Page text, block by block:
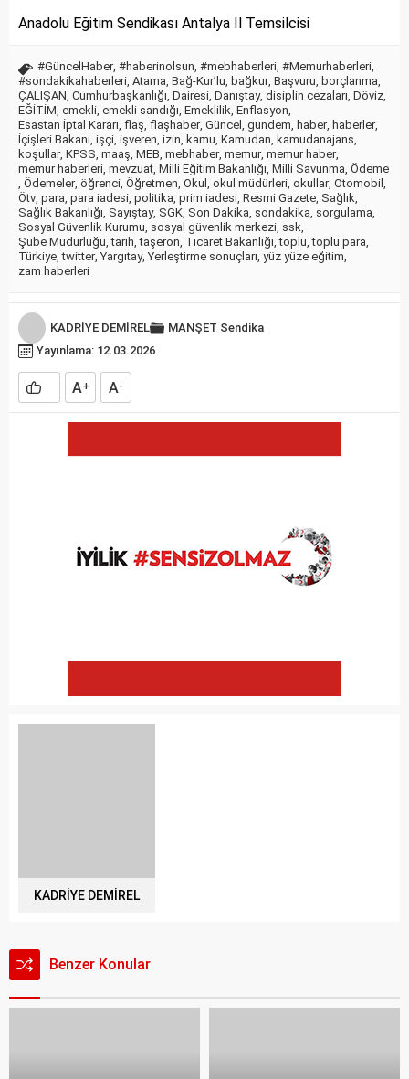
Anadolu Eğitim Sendikası Antalya İl Temsilcisi
#GüncelHaber, #haberinolsun, #mebhaberleri, #Memurhaberleri,
#sondakikahaberleri, Atama, Bağ-Kur’lu, bağkur, Başvuru, borçlanma,
ÇALIŞAN, Cumhurbaşkanlığı, Dairesi, Danıştay, disiplin cezaları, Döviz,
EĞİTİM, emekli, emekli sandığı, Emeklilik, Enflasyon,
Esastan İptal Kararı, flaş, flaşhaber, Güncel , gundem, haber, haberler,
İçişleri Bakanı, işçi, işveren, izin, kamu, Kamudan, kamudanajans,
koşullar, KPSS, maaş, MEB, mebhaber, memur, memur haber,
memur haberleri, mevzuat, Milli Eğitim Bakanlığı, Milli Savunma, Ödeme
, Ödemeler, öğrenci, Öğretmen, Okul , okul müdürleri, okullar, Otomobil ,
Ötv, para, para iadesi, politika, prim iadesi, Resmi Gazete, Sağlık,
Sağlık Bakanlığı, Sayıştay, SGK, Son Dakika, sondakika, sorgulama,
Sosyal Güvenlik Kurumu, sosyal güvenlik merkezi, ssk,
Şube Müdürlüğü,tarih,taşeron, Ticaret Bakanlığı,toplu,toplu para,
Türkiye,twitter, Yargıtay, Yerleştirme sonuçları, yüz yüze eğitim,
zam haberleri
KADRİYE DEMİREL MANŞET Sendika
Yayınlama: 12.03.2026
A+ A-
KADRİYE DEMİREL
Benzer Konular